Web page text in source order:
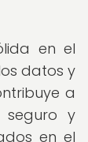
en el
datos y
a
seguro y
en el